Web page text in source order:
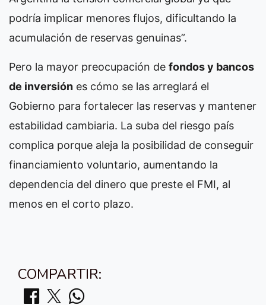
podría implicar menores flujos, dificultando la
acumulación de reservas genuinas”.
Pero la mayor preocupación de fondos y bancos
de inversión es cómo se las arreglará el
Gobierno para fortalecer las reservas y mantener
estabilidad cambiaria. La suba del riesgo país
complica porque aleja la posibilidad de conseguir
financiamiento voluntario, aumentando la
dependencia del dinero que preste el FMI, al
menos en el corto plazo.
COMPARTIR: